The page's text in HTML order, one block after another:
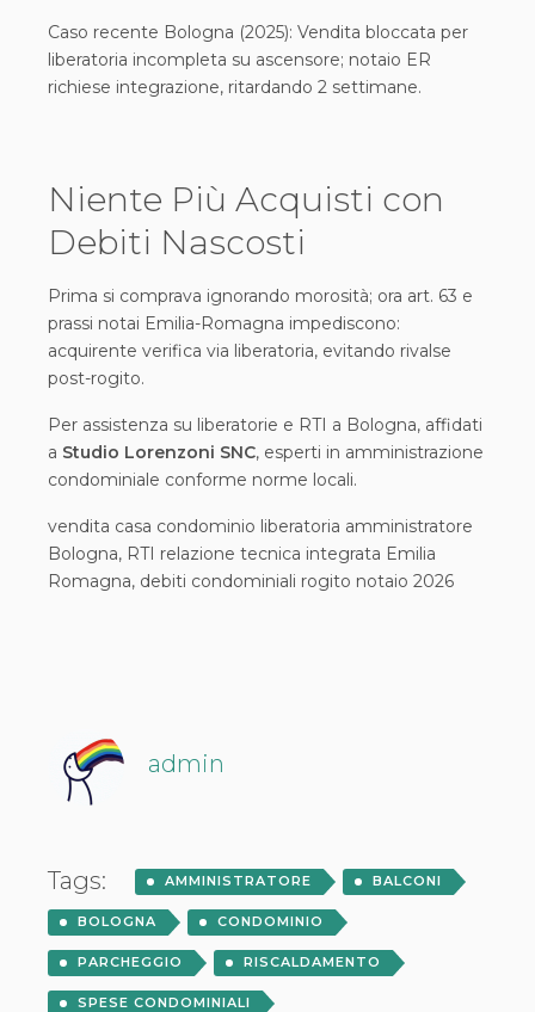
Caso recente Bologna (2025): Vendita bloccata per
liberatoria incompleta su ascensore; notaio ER
richiese integrazione, ritardando 2 settimane.
Niente Più Acquisti con
Debiti Nascosti
Prima si comprava ignorando morosità; ora art. 63 e
prassi notai Emilia-Romagna impediscono:
acquirente verifica via liberatoria, evitando rivalse
post-rogito.
Per assistenza su liberatorie e RTI a Bologna, affidati
a Studio Lorenzoni SNC, esperti in amministrazione
condominiale conforme norme locali.
vendita casa condominio liberatoria amministratore
Bologna, RTI relazione tecnica integrata Emilia
Romagna, debiti condominiali rogito notaio 2026
admin
Tags: AMMINISTRATORE BALCONI
BOLOGNA CONDOMINIO
PARCHEGGIO RISCALDAMENTO
SPESE CONDOMINIALI